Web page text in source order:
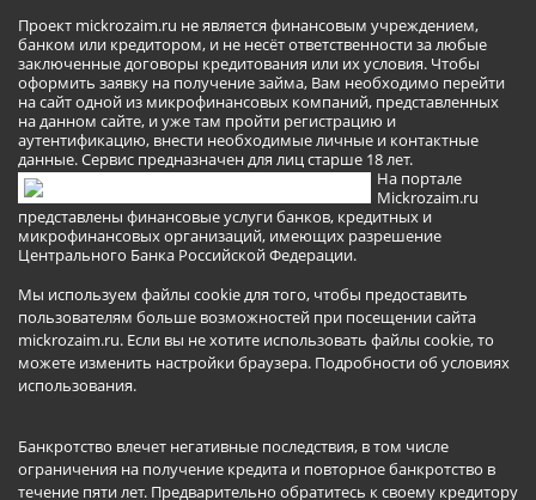
Проект mickrozaim.ru не является финансовым учреждением,
банком или кредитором, и не несёт ответственности за любые
заключенные договоры кредитования или их условия. Чтобы
оформить заявку на получение займа, Вам необходимо перейти
на сайт одной из микрофинансовых компаний, представленных
на данном сайте, и уже там пройти регистрацию и
аутентификацию, внести необходимые личные и контактные
данные. Сервис предназначен для лиц старше 18 лет.
На портале
Mickrozaim.ru
представлены финансовые услуги банков, кредитных и
микрофинансовых организаций, имеющих разрешение
Центрального Банка Российской Федерации.
Мы используем файлы cookie для того, чтобы предоставить
пользователям больше возможностей при посещении сайта
mickrozaim.ru. Если вы не хотите использовать файлы cookie, то
можете изменить настройки браузера. Подробности об условиях
использования.
Банкротство влечет негативные последствия, в том числе
ограничения на получение кредита и повторное банкротство в
течение пяти лет. Предварительно обратитесь к своему кредитору